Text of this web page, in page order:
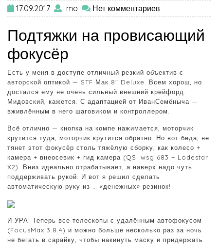
17.09.2017 mo Нет комментариев
Подтяжки на провисающий
фокусёр
Есть у меня в доступе отличный резкий объектив с
авторской оптикой — STF Мак 8″ Deluxe. Всем хорош, но
достался ему не очень сильный внешний крейфорд.
Мидовский, кажется. С адаптацией от ИванСемёныча —
вживлённым в него шаговиком и контроллером.
Всё отлично — кнопка на компе нажимается, моторчик
крутится туда, моторчик крутится обратно. Но вот беда, не
тянет этот фокусёр столь тяжёлую сборку, как колесо +
камера + внеосевик + гид камера (QSI wsg 683 + Lodestar
X2). Вниз идеально отрабатывает, а наверх надо чуть
поддерживать рукой. И вот я решил сделать
автоматическую руку из … «денежных» резинок!
И УРА! Теперь все телескопы с удалённым автофокусом
(FocusMax 3.8.4) и можно больше несколько раз за ночь
не бегать в сарайку, чтобы накинуть маску и придержать